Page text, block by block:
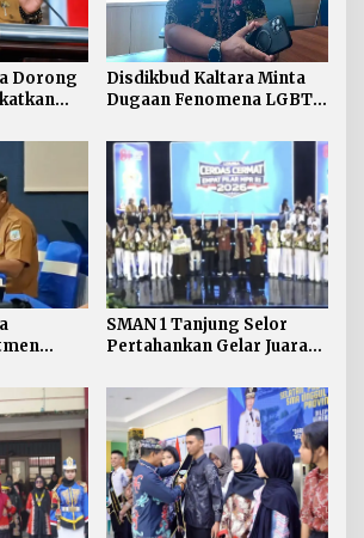
Dorong
Disdikbud Kaltara Minta
Dugaan Fenomena LGBT
Disikapi dengan
Pengawasan dan
Pendampingan
Bertahap
SMAN 1 Tanjung Selor
Pertahankan Gelar Juara
Tingkat Kaltara